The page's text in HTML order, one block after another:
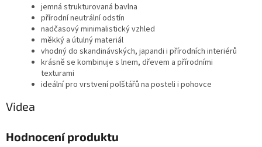
jemná strukturovaná bavlna
přírodní neutrální odstín
nadčasový minimalistický vzhled
měkký a útulný materiál
vhodný do skandinávských, japandi i přírodních interiérů
krásně se kombinuje s lnem, dřevem a přírodními
texturami
ideální pro vrstvení polštářů na posteli i pohovce
Videa
Hodnocení produktu